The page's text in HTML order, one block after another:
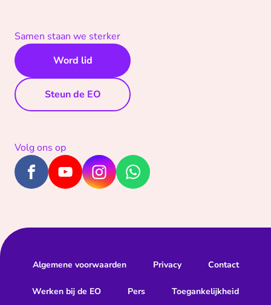
Samen staan we sterker
Word lid
Steun de EO
Volg ons op
Algemene voorwaarden Privacy Contact
Werken bij de EO Pers Toegankelijkheid